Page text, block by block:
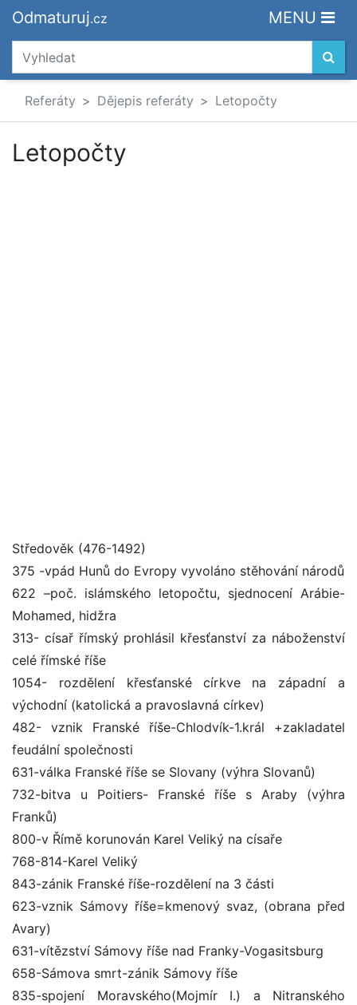
Odmaturuj.cz MENU
Referáty Dějepis referáty Letopočty
Letopočty
Středověk (476-1492)
375 -vpád Hunů do Evropy vyvoláno stěhování národů
622 –poč. islámského letopočtu, sjednocení Arábie-
Mohamed, hidžra
313- císař římský prohlásil křesťanství za náboženství
celé římské říše
1054- rozdělení křesťanské církve na západní a
východní (katolická a pravoslavná církev)
482- vznik Franské říše-Chlodvík-1.král +zakladatel
feudální společnosti
631-válka Franské říše se Slovany (výhra Slovanů)
732-bitva u Poitiers- Franské říše s Araby (výhra
Franků)
800-v Římě korunován Karel Veliký na císaře
768-814-Karel Veliký
843-zánik Franské říše-rozdělení na 3 části
623-vznik Sámovy říše=kmenový svaz, (obrana před
Avary)
631-vítězství Sámovy říše nad Franky-Vogasitsburg
658-Sámova smrt-zánik Sámovy říše
835-spojení Moravského(Mojmír I.) a Nitranského